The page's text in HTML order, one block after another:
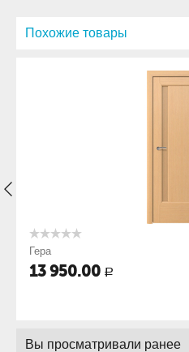
Похожие товары
Гера
13 950.00 Р
Вы просматривали ранее